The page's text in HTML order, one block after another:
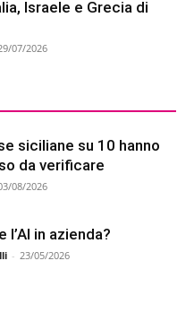
Israele e Grecia di
07/2026
siciliane su 10 hanno
da verificare
08/2026
in azienda?
- 23/05/2026